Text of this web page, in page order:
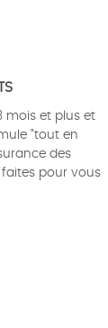
mois et plus et
"tout en
des
faites pour vous